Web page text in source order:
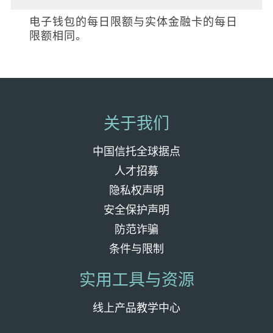
电子钱包的每日限额与实体金融卡的每日
限额相同。
关于我们
中国信托全球据点
人才招募
隐私权声明
安全保护声明
防范诈骗
条件与限制
实用工具与资源
线上产品教学中心